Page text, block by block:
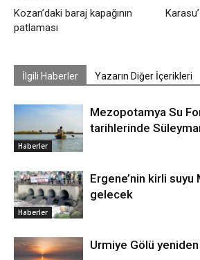
Kozan’daki baraj kapağının
patlaması
İlgili Haberler Yazarın Diğer İçerikleri
Haberler
Mezopotamya Su
tarihlerinde
Haberler
Ergene’nin kirli suyu
gelecek
Urmiye Gölü